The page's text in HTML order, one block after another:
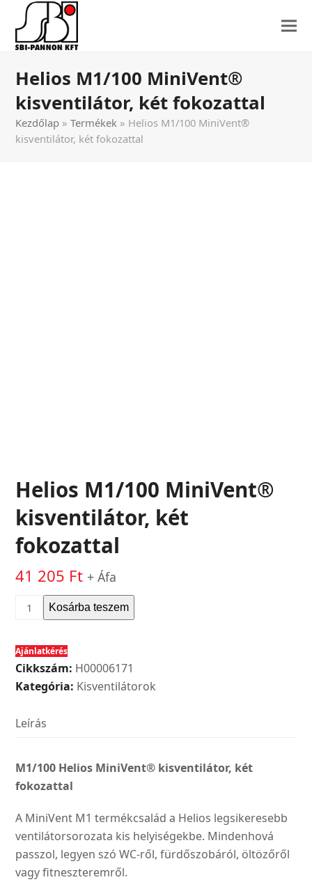
Helios M1/100 MiniVent®
kisventilátor, két fokozattal
Kezdőlap »Termékek » Helios M1/100 MiniVent®
kisventilátor, két fokozattal
Helios M1/100 MiniVent®
kisventilátor, két
fokozattal
41 205 Ft + Áfa
Helios
M1/100
kisventilátor,
két
fokozattal
Kosárba teszem
Ajánlatkérés
Cikkszám: H00006171
Kategória: Kisventilátorok
Leírás
M1/100 Helios MiniVent® kisventilátor, két
fokozattal
A MiniVent M1 termékcsalád a Helios legsikeresebb
ventilátorsorozata kis helyiségekbe. Mindenhová
passzol, legyen szó WC-ről, fürdőszobáról, öltözőről
vagy fitneszteremről.